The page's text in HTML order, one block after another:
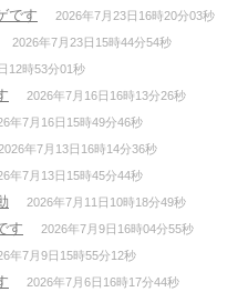
です 2026年7月23日16時20分03秒
2026年7月23日15時44分54秒
12時53分01秒
2026年7月16日16時13分26秒
年7月16日15時49分46秒
2026年7月13日16時14分36秒
年7月13日15時45分44秒
2026年7月11日10時18分49秒
す 2026年7月9日16時04分55秒
年7月9日15時55分12秒
2026年7月6日16時17分44秒